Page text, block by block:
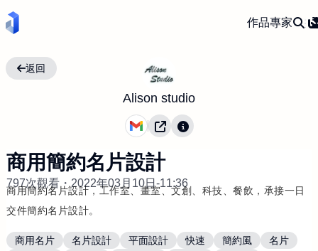
作品專家
返回
Alison studio
商用簡約名片設計
797次觀看・2022年03月10日-11:36
商用名片 名片設計 平面設計 快速 簡約風
名片
商用簡約名片設計，工作室、畫室、文創、科技、餐飲，承接一日
交件簡約名片設計。